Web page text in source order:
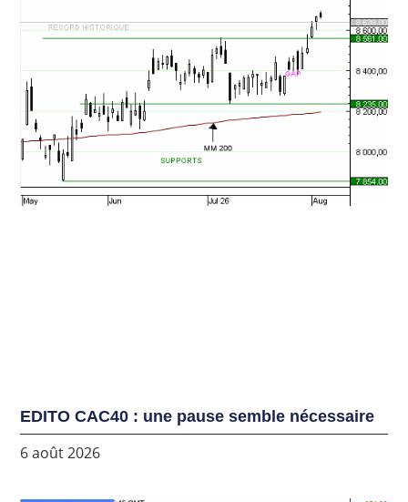
EDITO CAC40 : une pause semble nécessaire
6 août 2026